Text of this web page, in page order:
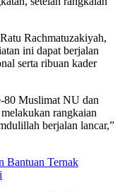
Rachmatuzakiyah,
ini dapat berjalan
serta ribuan kader
80 Muslimat NU dan
rangkaian
berjalan lancar,”
Bantuan Ternak